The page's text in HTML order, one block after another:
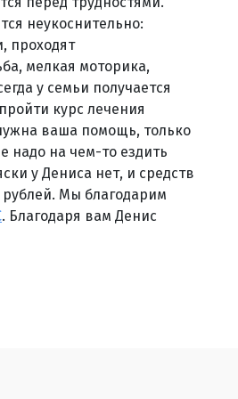
неукоснительно:
проходят
мелкая моторика,
у семьи получается
курс лечения
ваша помощь, только
надо на чем-то ездить
у Дениса нет, и средств
рублей. Мы благодарим
. Благодаря вам Денис